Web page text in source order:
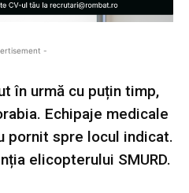
-
în urmă cu puțin timp,
Echipaje medicale
pornit spre locul indicat.
elicopterului SMURD.